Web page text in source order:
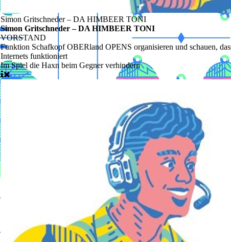
Simon Gritschneder – DA HIMBEER TONI
Simon Gritschneder – DA HIMBEER TONI
VORSTAND
Funktion Schafkopf OBERland OPENS organisieren und schauen,
Internets funktioniert
Im Spieldie Haxn beim Gegner verhindern